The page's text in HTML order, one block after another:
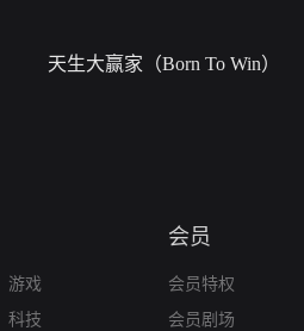
天生大赢家（Born To Win）
游戏
科技
会员
会员特权
会员剧场